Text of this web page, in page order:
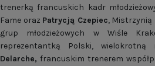
trenerką francuskich kadr
Fame oraz Patrycją Czepiec, Mistrzynią
grup młodzieżowych w Wiśle
reprezentantką Polski,
Delarche, francuskim trenerem